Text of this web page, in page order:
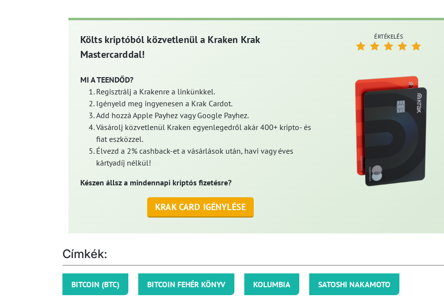
Költs kriptóból közvetlenül a Kraken Krak
Mastercarddal!
MI A TEENDŐD?
Regisztrálj a Krakenre a linkünkkel.
Igényeld meg ingyenesen a Krak Cardot.
Add hozzá Apple Payhez vagy Google Payhez.
Vásárolj közvetlenül Kraken egyenlegedről akár 400+ kripto- és
fiat eszközzel.
Élvezd a 2% cashback-et a vásárlások után, havi vagy éves
kártyadíj nélkül!
Készen állsz a mindennapi kriptós fizetésre?
KRAK CARD IGÉNYLÉSE
ÉRTÉKELÉS
Címkék:
BITCOIN (BTC) BITCOIN FEHÉR KÖNYV KOLUMBIA SATOSHI NAKAMOTO